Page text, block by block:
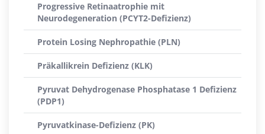
Progressive Retinaatrophie mit
Neurodegeneration (PCYT2-Defizienz)
Protein Losing Nephropathie (PLN)
Präkallikrein Defizienz (KLK)
Pyruvat Dehydrogenase Phosphatase 1 Defizienz
(PDP1)
Pyruvatkinase-Defizienz (PK)